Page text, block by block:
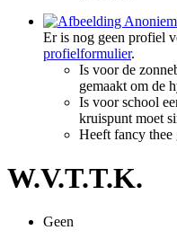
Er is nog geen profiel
profielformulier.
Is voor de
gemaakt om de
Is voor school
kruispunt moet
Heeft fancy thee
W.V.T.T.K.
Geen